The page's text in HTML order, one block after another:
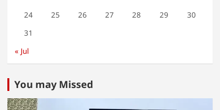
24
25 26 27 28 29
30
31
« Jul
You may Missed